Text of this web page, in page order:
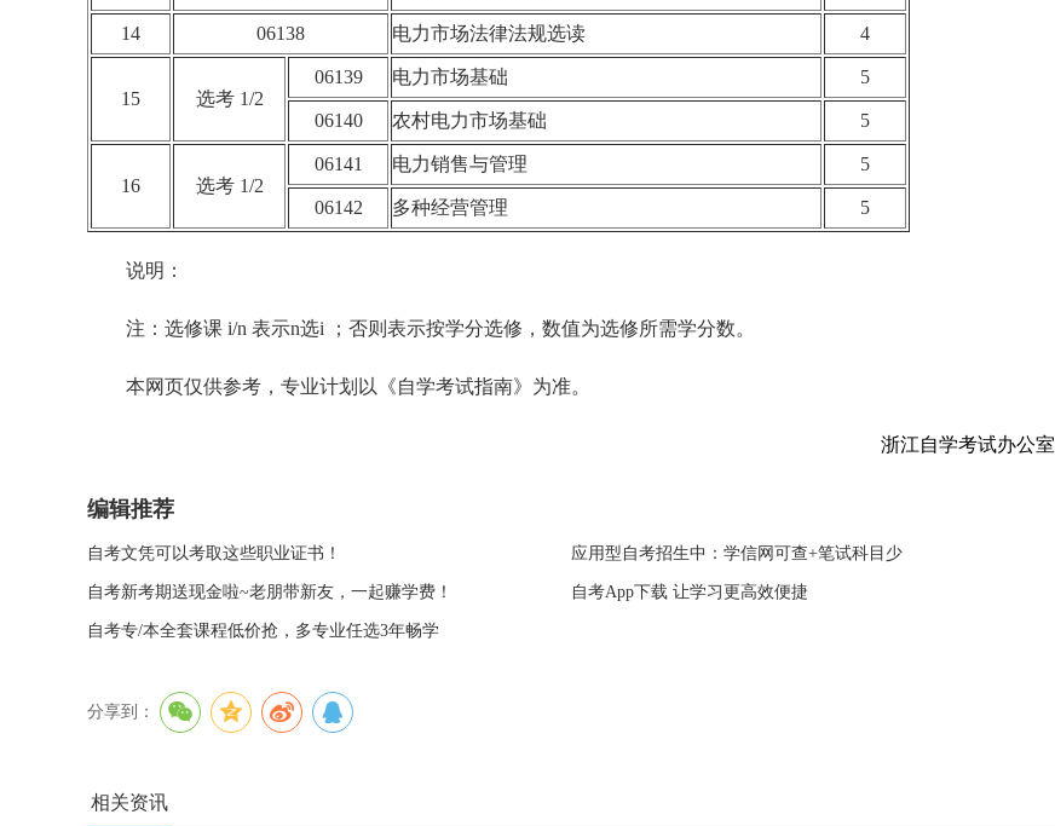
14 06138 电力市场法律法规选读 4
15 选考 1/2
06139 电力市场基础 5
06140 农村电力市场基础 5
16 选考 1/2
06141 电力销售与管理 5
06142 多种经营管理 5
说明：
注：选修课 i/n 表示n选i ；否则表示按学分选修，数值为选修所需学分数。
本网页仅供参考，专业计划以《自学考试指南》为准。
浙江自学考试办公室
编辑推荐
自考文凭可以考取这些职业证书！ 应用型自考招生中：学信网可查+笔试科目少
自考新考期送现金啦~老朋带新友，一起赚学费！ 自考App下载 让学习更高效便捷
自考专/本全套课程低价抢，多专业任选3年畅学
分享到：
相关资讯